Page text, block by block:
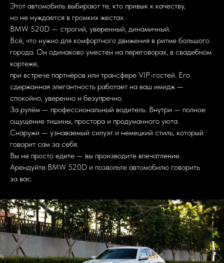
Этот автомобиль выбирают те, кто привык к качеству,
но не нуждается в громких жестах.
BMW 520D — строгий, уверенный, динамичный.
Всё, что нужно для комфортного движения в ритме большого
города. Он одинаково уместен на переговорах, в свадебном
кортеже,
при встрече партнёров или трансфере VIP-гостей. Его
сдержанная элегантность работает на ваш имидж —
спокойно, уверенно и безупречно.
За рулём — профессиональный водитель. Внутри — полное
ощущение тишины, простора и продуманного уюта.
Снаружи — узнаваемый силуэт и немецкий стиль, который
говорит сам за себя.
Вы не просто едете — вы производите впечатление.
Арендуйте BMW 520D и позвольте автомобилю говорить
за вас.